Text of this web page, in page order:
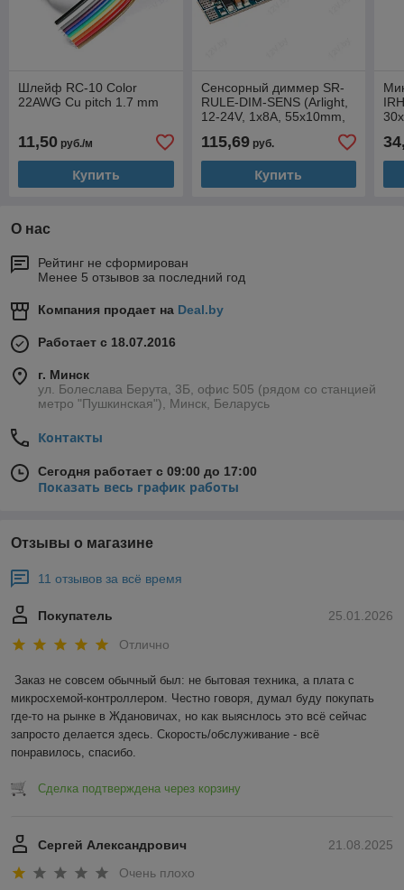
Шлейф RC-10 Color
22AWG Cu pitch 1.7 mm
11,50 руб./м
Купить
Сенсорный диммер SR-
RULE-DIM-SENS (Arlight,
12-24V, 1x8A, 55x10mm,
115,69руб.
Купить
О нас
Рейтинг не сформирован
Менее 5 отзывов за последний год
Компания продает на Deal.by
Работает с 18.07.2016
г. Минск
ул. Болеслава Берута, 3Б, офис 505 (рядом со станцией
метро "Пушкинская"), Минск, Беларусь
Контакты
Сегодня работает с 09:00 до 17:00
Показать весь график работы
Отзывы о магазине
11 отзывов за всё время
25.01.2026
Покупатель
Отлично
Заказ не совсем обычный был: не бытовая техника, а плата с
микросхемой-контроллером. Честно говоря, думал буду покупать
где-то на рынке в Ждановичах, но как выяснлось это всё сейчас
запросто делается здесь. Скорость/обслуживание - всё
понравилось, спасибо.
Сделка подтверждена через корзину
21.08.2025
Сергей Александрович
Очень плохо